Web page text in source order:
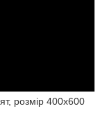
розмір 400х600